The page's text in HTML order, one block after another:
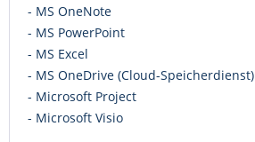
- MS OneNote
- MS PowerPoint
- MS Excel
- MS OneDrive (Cloud-Speicherdienst)
- Microsoft Project
- Microsoft Visio